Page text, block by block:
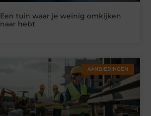
Een tuin waar je weinig omkijken
naar hebt
AANBIEDINGEN